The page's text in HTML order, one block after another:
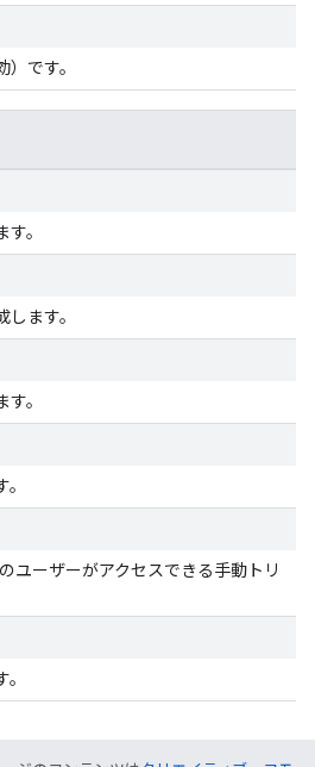
）です。
。
ます。
。
ユーザーがアクセスできる手動トリ